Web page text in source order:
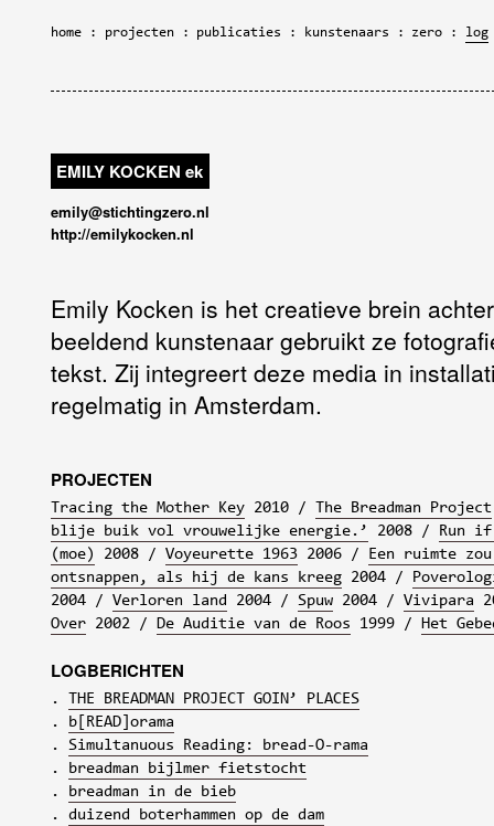
home projecten publicaties kunstenaars zero log
EMILY KOCKENek
emily@stichtingzero.nl
http://emilykocken.nl
Emily Kocken is het creatieve brein
beeldend kunstenaar gebruikt ze
tekst. Zij integreert deze media in
regelmatig in Amsterdam.
PROJECTEN
Tracing the Mother Key 2010 The Breadman Project
blije buik vol vrouwelijke energie.’
2008
Run if
(moe)
2008 Voyeurette 1963 2006
Een ruimte
ontsnappen, als hij de kans kreeg 2004
2004
Verloren land 2004 Spuw 2004 Vivipara
Over 2002 De Auditie van de Roos 1999 Het
LOGBERICHTEN
THE BREADMAN PROJECT GOIN’ PLACES
b[READ]orama
Simultanuous Reading: bread-O-rama
breadman bijlmer fietstocht
breadman in de bieb
duizend boterhammen op de dam